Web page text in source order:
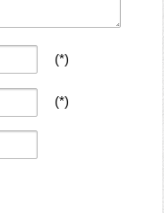
(*)
(*)